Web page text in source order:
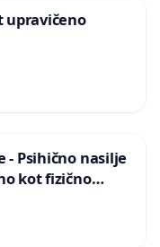
upravičeno
- Psihično nasilje
kot fizično